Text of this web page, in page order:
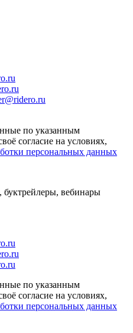
по указанным
согласие на условиях,
персональных данных
вебинары
по указанным
согласие на условиях,
персональных данных